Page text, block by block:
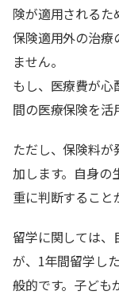
険が適用されるた
保険適用外の治療
ません。
もし、医療費が
間の医療保険を活
ただし、保険料
加します。自身の
重に判断すること
留学に関しては、
が、1年間留学し
般的です。子ども